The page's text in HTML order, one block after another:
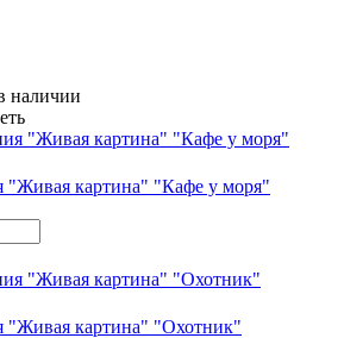
наличии
"Живая картина" "Кафе у моря"
"Живая картина" "Охотник"